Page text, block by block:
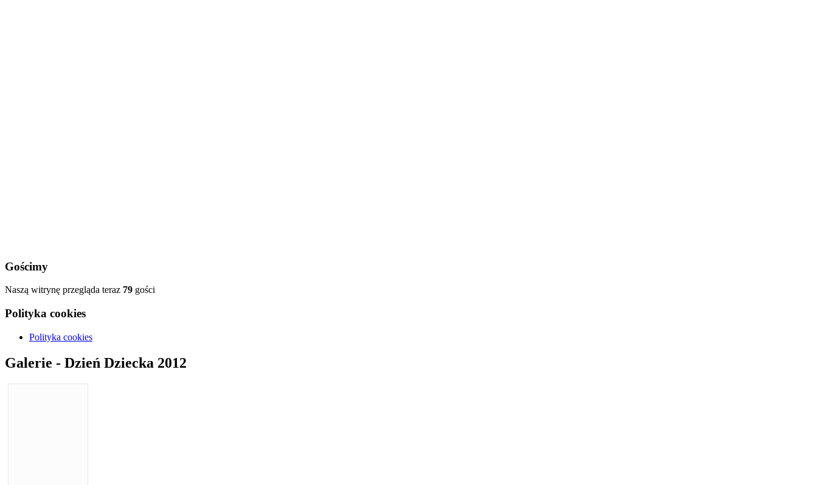
Gościmy
Naszą witrynę przegląda teraz 79 gości
Polityka cookies
Polityka cookies
Galerie - Dzień Dziecka 2012